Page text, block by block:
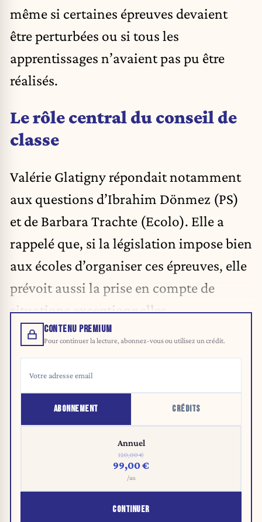
même si certaines épreuves devaient
être perturbées ou si tous les
apprentissages n’avaient pas pu être
réalisés.
Le rôle central du conseil de
classe
Valérie Glatigny répondait notamment
aux questions d’Ibrahim Dönmez (PS)
et de Barbara Trachte (Ecolo). Elle a
rappelé que, si la législation impose bien
aux écoles d’organiser ces épreuves, elle
prévoit aussi la prise en compte de
situations exceptionnelles.
CONTENU PREMIUM
Pour continuer la lecture, abonnez-vous ou utilisez un crédit.
ABONNEMENT CRÉDITS
Annuel
120,00 €
99,00 €
/an
CONTINUER